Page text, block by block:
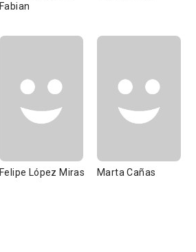
Fabian
Felipe López Miras Marta Cañas